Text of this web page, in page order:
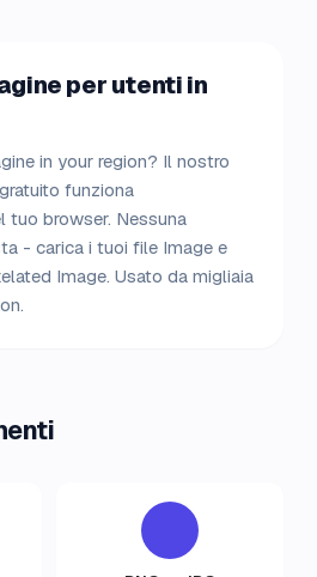
per utenti in
in your region? Il nostro
funziona
tuo browser. Nessuna
- carica i tuoi file Image e
Image. Usato da migliaia